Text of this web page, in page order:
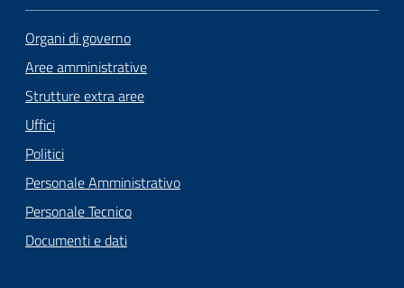
Organi di governo
Aree amministrative
Strutture extra aree
Uffici
Politici
Personale Amministrativo
Personale Tecnico
Documenti e dati